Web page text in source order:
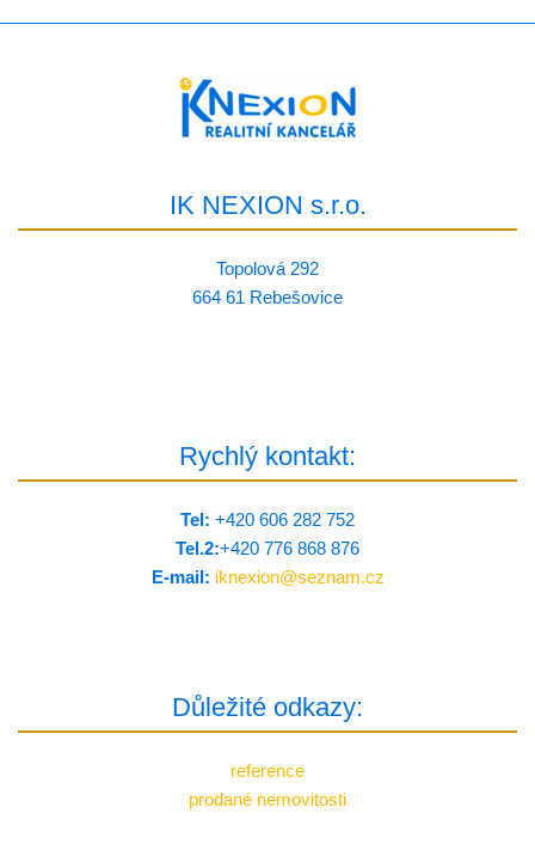
IK NEXION s.r.o.
Topolová 292
664 61 Rebešovice
Rychlý kontakt:
Tel: +420 606 282 752
Tel.2:+420 776 8­68 876
E-mail: iknexion@seznam.cz
Důležité odkazy:
reference
prodané nemovitosti